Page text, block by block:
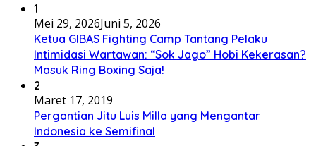
1
Mei 29, 2026Juni 5, 2026
Ketua GIBAS Fighting Camp Tantang Pelaku
Intimidasi Wartawan: “Sok Jago” Hobi Kekerasan?
Masuk Ring Boxing Saja!
2
Maret 17, 2019
Pergantian Jitu Luis Milla yang Mengantar
Indonesia ke Semifinal